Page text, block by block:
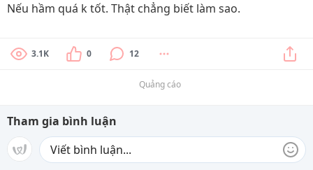
Nếu hầm quá k tốt. Thật chẳng biết làm sao.
3.1K 0 12
Quảng cáo
Tham gia bình luận